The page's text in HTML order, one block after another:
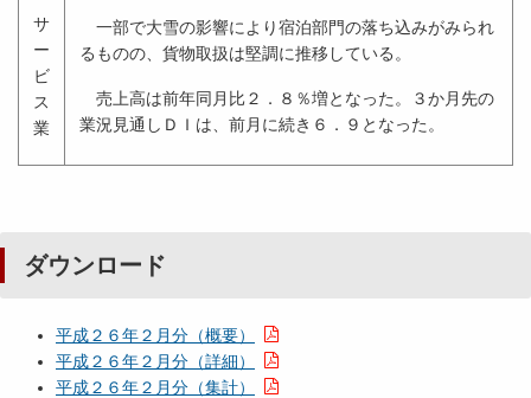
サ
ー
ビ
ス
業
一部で大雪の影響により宿泊部門の落ち込みがみられ
るものの、貨物取扱は堅調に推移している。
売上高は前年同月比２．８％増となった。３か月先の
業況見通しＤＩは、前月に続き６．９となった。
ダウンロード
平成２６年２月分（概要）
平成２６年２月分（詳細）
平成２６年２月分（集計）